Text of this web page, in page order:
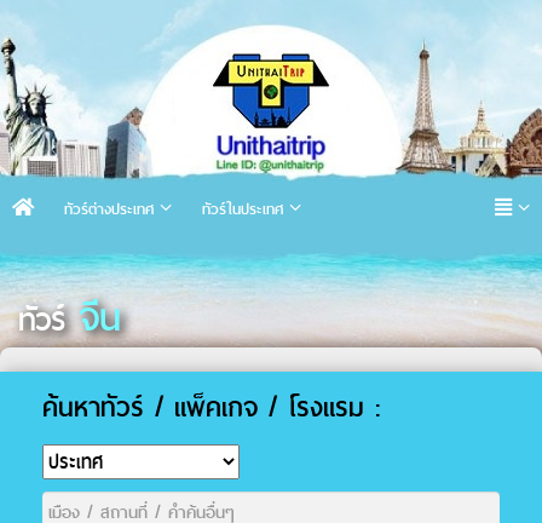
ทัวร์ต่างประเทศ ทัวร์ในประเทศ
ทัวร์ จีน
ค้นหาทัวร์ / แพ็คเกจ / โรงแรม :